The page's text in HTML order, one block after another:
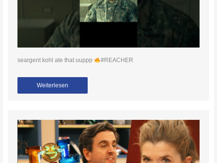
seargent kohl ate that uuppp #REACHER
Weiterlesen